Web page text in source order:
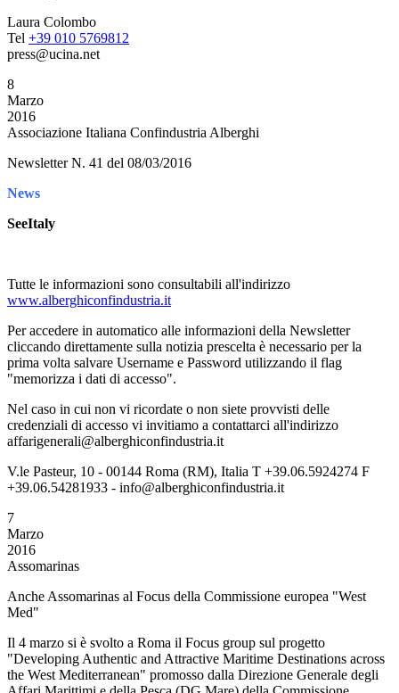
Laura Colombo
Tel +39 010 5769812
press@ucina.net
8
Marzo
2016
Associazione Italiana Confindustria Alberghi
Newsletter N. 41 del 08/03/2016
News
SeeItaly
Tutte le informazioni sono consultabili all'indirizzo
www.alberghiconfindustria.it
Per accedere in automatico alle informazioni della Newsletter
cliccando direttamente sulla notizia prescelta è necessario per la
prima volta salvare Username e Password utilizzando il flag
"memorizza i dati di accesso".
Nel caso in cui non vi ricordate o non siete provvisti delle
credenziali di accesso vi invitiamo a contattarci all'indirizzo
affarigenerali@alberghiconfindustria.it
V.le Pasteur, 10 - 00144 Roma (RM), Italia T +39.06.5924274 F
+39.06.54281933 - info@alberghiconfindustria.it
7
Marzo
2016
Assomarinas
Anche Assomarinas al Focus della Commissione europea "West
Med"
Il 4 marzo si è svolto a Roma il Focus group sul progetto
"Developing Authentic and Attractive Maritime Destinations across
the West Mediterranean" promosso dalla Direzione Generale degli